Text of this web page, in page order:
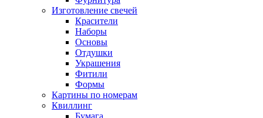
Изготовление свечей
Красители
Наборы
Основы
Отдушки
Украшения
Фитили
Формы
Картины по номерам
Квиллинг
Бумага